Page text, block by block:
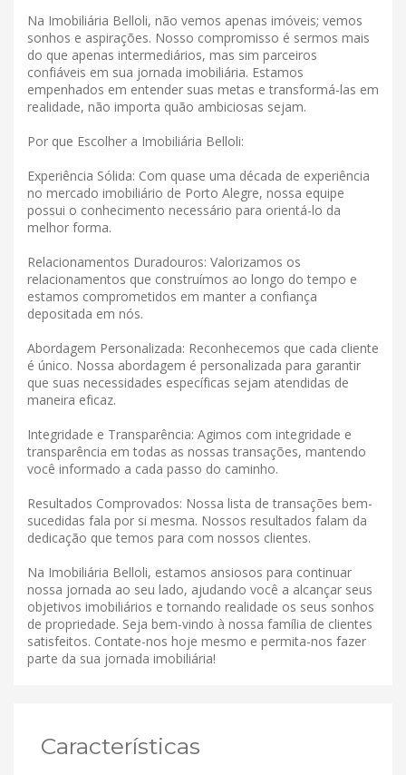
Na Imobiliária Belloli, não vemos apenas imóveis; vemos
sonhos e aspirações. Nosso compromisso é sermos mais
do que apenas intermediários, mas sim parceiros
confiáveis ​​em sua jornada imobiliária. Estamos
empenhados em entender suas metas e transformá-las em
realidade, não importa quão ambiciosas sejam.
Por que Escolher a Imobiliária Belloli:
Experiência Sólida: Com quase uma década de experiência
no mercado imobiliário de Porto Alegre, nossa equipe
possui o conhecimento necessário para orientá-lo da
melhor forma.
Relacionamentos Duradouros: Valorizamos os
relacionamentos que construímos ao longo do tempo e
estamos comprometidos em manter a confiança
depositada em nós.
Abordagem Personalizada: Reconhecemos que cada cliente
é único. Nossa abordagem é personalizada para garantir
que suas necessidades específicas sejam atendidas de
maneira eficaz.
Integridade e Transparência: Agimos com integridade e
transparência em todas as nossas transações, mantendo
você informado a cada passo do caminho.
Resultados Comprovados: Nossa lista de transações bem-
sucedidas fala por si mesma. Nossos resultados falam da
dedicação que temos para com nossos clientes.
Na Imobiliária Belloli, estamos ansiosos para continuar
nossa jornada ao seu lado, ajudando você a alcançar seus
objetivos imobiliários e tornando realidade os seus sonhos
de propriedade. Seja bem-vindo à nossa família de clientes
satisfeitos. Contate-nos hoje mesmo e permita-nos fazer
parte da sua jornada imobiliária!
Características